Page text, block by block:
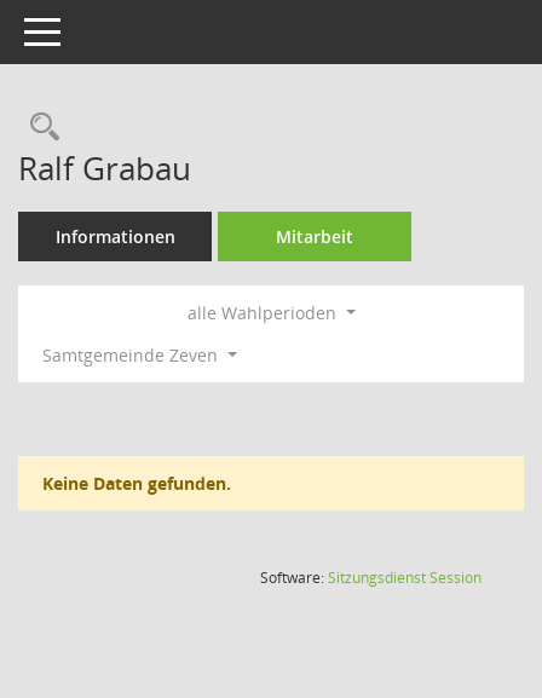
Toggle navigation
Rechercheauswahl
Ralf Grabau
Informationen Mitarbeit
alle Wahlperioden
Samtgemeinde Zeven
Keine Daten gefunden.
Software:SitzungsdienstSession(Wird in